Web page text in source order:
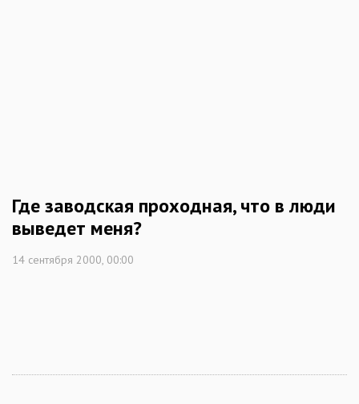
Где заводская проходная, что в люди
выведет меня?
14 сентября 2000, 00:00